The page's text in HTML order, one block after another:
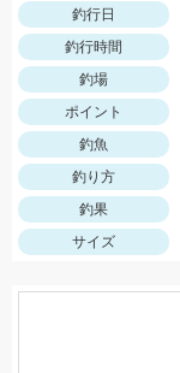
釣行日
釣行時間
釣場
ポイント
釣魚
釣り方
釣果
サイズ